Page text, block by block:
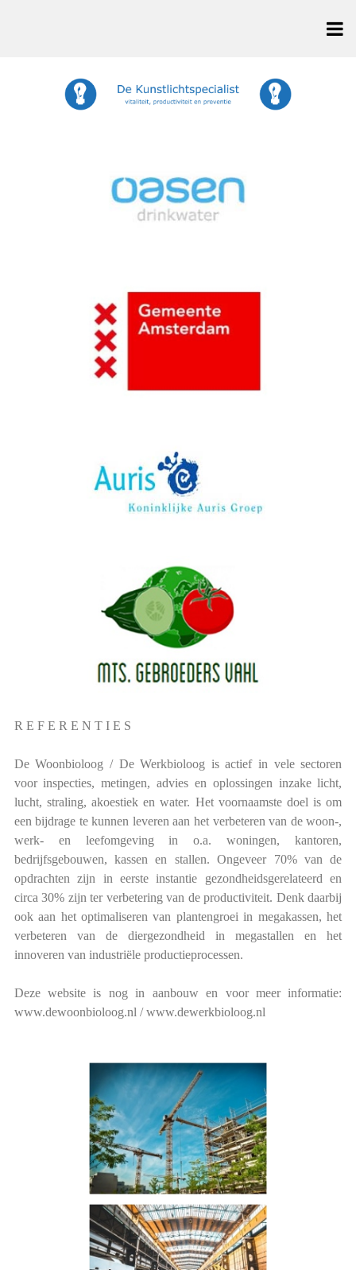
R E F E R E N T I E S
De Woonbioloog / De Werkbioloog is actief in vele sectoren
voor inspecties, metingen, advies en oplossingen inzake licht,
lucht, straling, akoestiek en water. Het voornaamste doel is om
een bijdrage te kunnen leveren aan het verbeteren van de woon-,
werk- en leefomgeving in o.a. woningen, kantoren,
bedrijfsgebouwen, kassen en stallen. Ongeveer 70% van de
opdrachten zijn in eerste instantie gezondheidsgerelateerd en
circa 30% zijn ter verbetering van de productiviteit. Denk daarbij
ook aan het optimaliseren van plantengroei in megakassen, het
verbeteren van de diergezondheid in megastallen en het
innoveren van industriële productieprocessen.
Deze website is nog in aanbouw en voor meer informatie:
www.dewoonbioloog.nl / www.dewerkbioloog.nl